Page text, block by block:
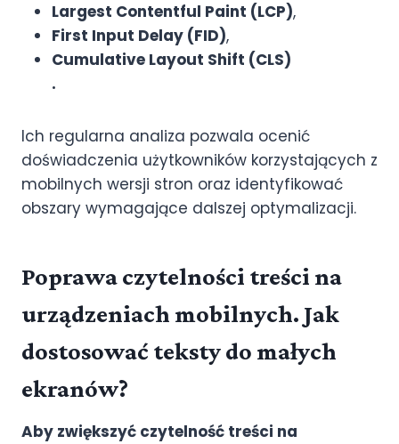
Largest Contentful Paint (LCP),
First Input Delay (FID),
Cumulative Layout Shift (CLS)
.
Ich regularna analiza pozwala ocenić
doświadczenia użytkowników korzystających z
mobilnych wersji stron oraz identyfikować
obszary wymagające dalszej optymalizacji.
Poprawa czytelności treści na
urządzeniach mobilnych. Jak
dostosować teksty do małych
ekranów?
Aby zwiększyć czytelność treści na